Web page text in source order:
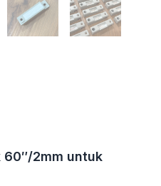
60″/2mm untuk